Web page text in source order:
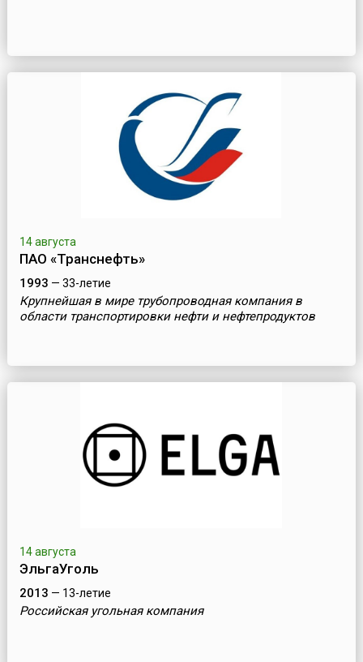
14 августа
ПАО «Транснефть»
1993 — 33-летие
Крупнейшая в мире трубопроводная компания в
области транспортировки нефти и нефтепродуктов
14 августа
ЭльгаУголь
2013 — 13-летие
Российская угольная компания